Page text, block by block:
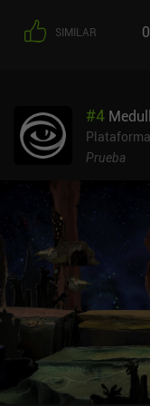
los alrededores. Sólo
esta locura de
Incluso usando un
perfectamente
trampas o enemigos. Además, los saltos no se pueden controlar en
directamente a un
frustrará sin duda a muchos
premium de 4,99 $ sin anuncios ni iAP.
hardcore, muchos
efectos visuales retro
clásicos de NES/
como la satisfacción de
SIMILAR 0
#4
Plataforma
Prueba